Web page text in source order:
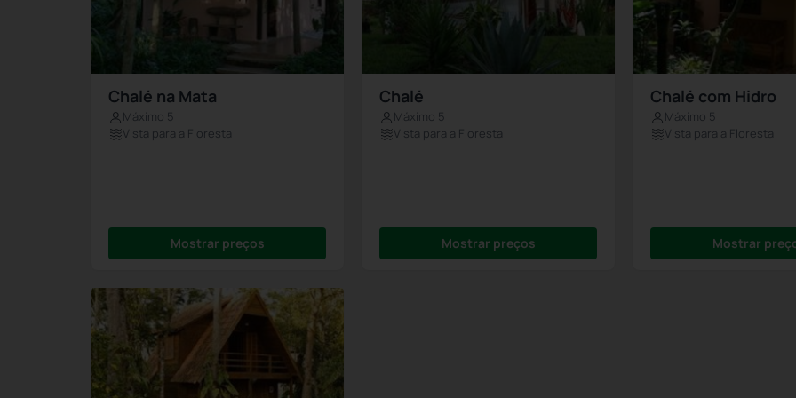
Chalé na Mata
Máximo 5
Vista para a Floresta
Mostrar preços
Chalé
Máximo 5
Vista para a Floresta
Mostrar preços
Chalé com Hidro
Máximo 5
Vista para a Floresta
Mostrar